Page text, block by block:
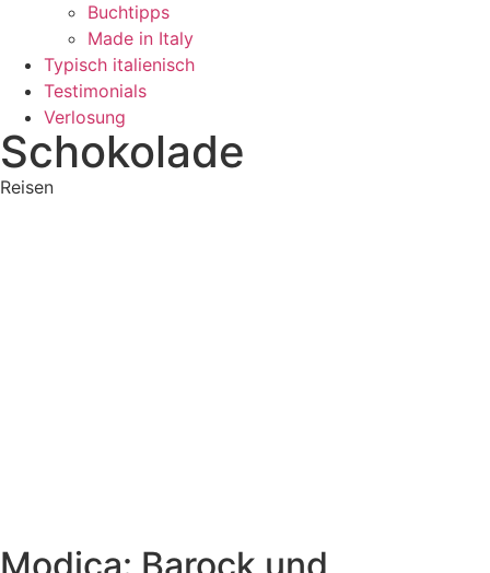
Buchtipps
Made in Italy
Typisch italienisch
Testimonials
Verlosung
Schokolade
Reisen